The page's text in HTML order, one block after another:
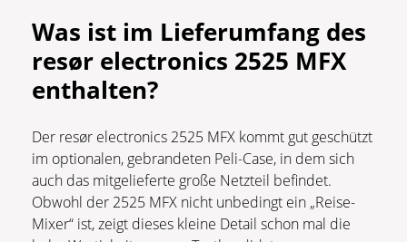
Was ist im Lieferumfang des
resør electronics 2525 MFX
enthalten?
Der resør electronics 2525 MFX kommt gut geschützt
im optionalen, gebrandeten Peli-Case, in dem sich
auch das mitgelieferte große Netzteil befindet.
Obwohl der 2525 MFX nicht unbedingt ein „Reise-
Mixer“ ist, zeigt dieses kleine Detail schon mal die